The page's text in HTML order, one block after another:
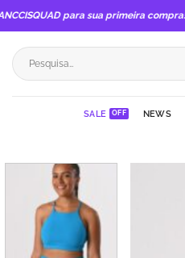
Skip
to
content
para sua primeira compra!
Pesquisar
por:
SALE NEWS